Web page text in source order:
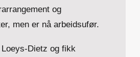
og
men er nå arbeidsufør.
Dietz og fikk